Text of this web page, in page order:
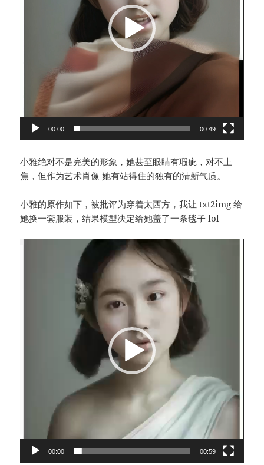
00:00 00:49
小雅绝对不是完美的形象，她甚至眼睛有瑕疵，对不上
焦，但作为艺术肖像 她有站得住的独有的清新气质。
小雅的原作如下，被批评为穿着太西方，我让 txt2img 给
她换一套服装，结果模型决定给她盖了一条毯子 lol
00:00 00:59